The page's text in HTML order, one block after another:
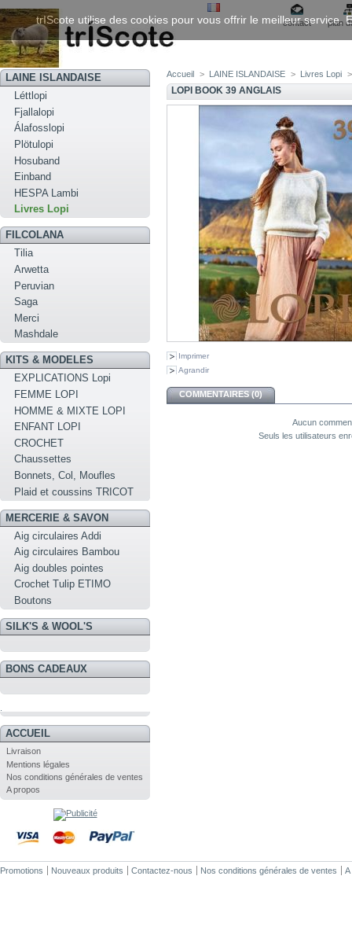
contact plan
LAINE ISLANDAISE
Léttlopi
Fjallalopi
Álafosslopi
Plötulopi
Hosuband
Einband
HESPA Lambi
Livres Lopi
FILCOLANA
Tilia
Arwetta
Peruvian
Saga
Merci
Mashdale
KITS & MODELES
EXPLICATIONS Lopi
FEMME LOPI
HOMME & MIXTE LOPI
ENFANT LOPI
CROCHET
Chaussettes
Bonnets, Col, Moufles
Plaid et coussins TRICOT
MERCERIE & SAVON
Aig circulaires Addi
Aig circulaires Bambou
Aig doubles pointes
Crochet Tulip ETIMO
Boutons
SILK'S & WOOL'S
BONS CADEAUX
ACCUEIL
Livraison
Mentions légales
Nos conditions générales de ventes
A propos
Accueil > LAINE ISLANDAISE > Livres Lopi >
LOPI BOOK 39 ANGLAIS
Imprimer
Agrandir
COMMENTAIRES (0)
Aucun
Seuls les utilisateurs
Promotions Nouveaux produits Contactez-nous Nos conditions générales de ventes A
trIScote utilise des cookies pour vous offrir le meilleur